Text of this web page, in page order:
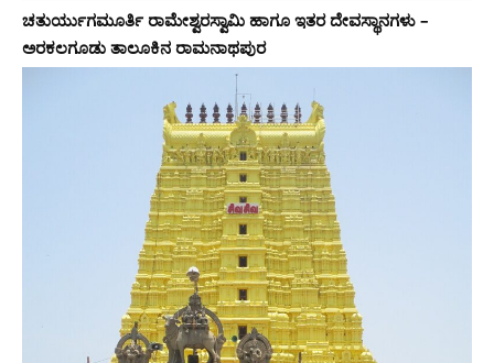
ಚತುರ್ಯುಗಮೂರ್ತಿ ರಾಮೇಶ್ವರಸ್ವಾಮಿ ಹಾಗೂ ಇತರ ದೇವಸ್ಥಾನಗಳು –
ಅರಕಲಗೂಡು ತಾಲೂಕಿನ ರಾಮನಾಥಪುರ